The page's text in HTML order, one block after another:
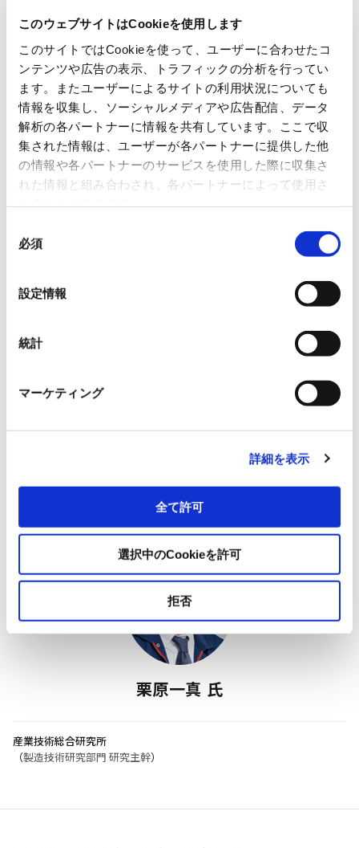
このウェブサイトはCookieを使用します
このサイトではCookieを使って、ユーザーに合わせたコ
ンテンツや広告の表示、トラフィックの分析を行ってい
ます。またユーザーによるサイトの利用状況についても
情報を収集し、ソーシャルメディアや広告配信、データ
解析の各パートナーに情報を共有しています。ここで収
集された情報は、ユーザーが各パートナーに提供した他
の情報や各パートナーのサービスを使用した際に収集さ
れた情報と組み合わされ、各パートナーによって使用さ
必須
設定情報
統計
マーケティング
詳細を表示
全て許可
選択中のCookieを許可
拒否
山口昌樹 教授
（繊維学部 機械･ロボット学科）
（総合科学技術研究所）
栗原一真 氏
産業技術総合研究所
（製造技術研究部門 研究主幹）